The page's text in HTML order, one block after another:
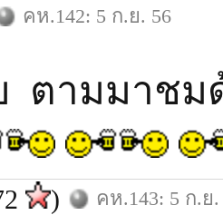
คห.142: 5 ก.ย. 56
ตามมาช
) คห.143: 5 ก.ย.